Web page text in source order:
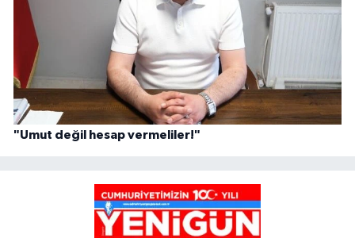
"Umut değil hesap vermeliler!"